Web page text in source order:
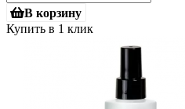
В корзину
Купить в 1 клик